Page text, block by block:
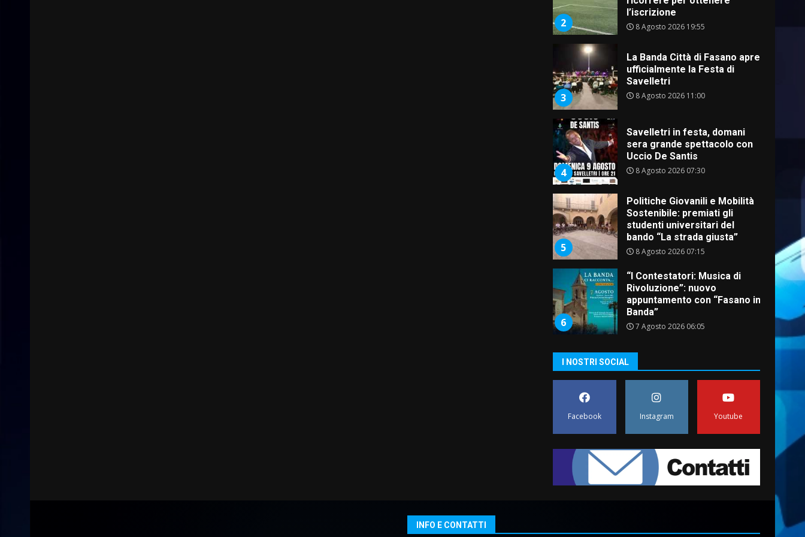
2
l’iscrizione
8 Agosto 2026 19:55
3
La Banda Città di Fasano apre
ufficialmente la Festa di
Savelletri
8 Agosto 2026 11:00
4
Savelletri in festa, domani
sera grande spettacolo con
Uccio De Santis
8 Agosto 2026 07:30
5
Politiche Giovanili e Mobilità
Sostenibile: premiati gli
studenti universitari del
bando “La strada giusta”
8 Agosto 2026 07:15
6
“I Contestatori: Musica di
Rivoluzione”: nuovo
appuntamento con “Fasano in
Banda”
7 Agosto 2026 06:05
US Fasano, Scianaro:
“Profonda amarezza per
7 Agosto 2026 06:00
Grande successo per la
Savelletri
9 Agosto 2026 07:32
I NOSTRI SOCIAL
Facebook Instagram Youtube
INFO E CONTATTI